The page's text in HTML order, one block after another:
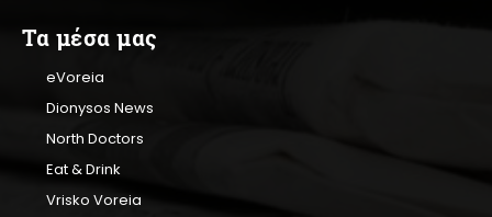
Τα μέσα μας
eVoreia
Dionysos News
North Doctors
Eat & Drink
Vrisko Voreia